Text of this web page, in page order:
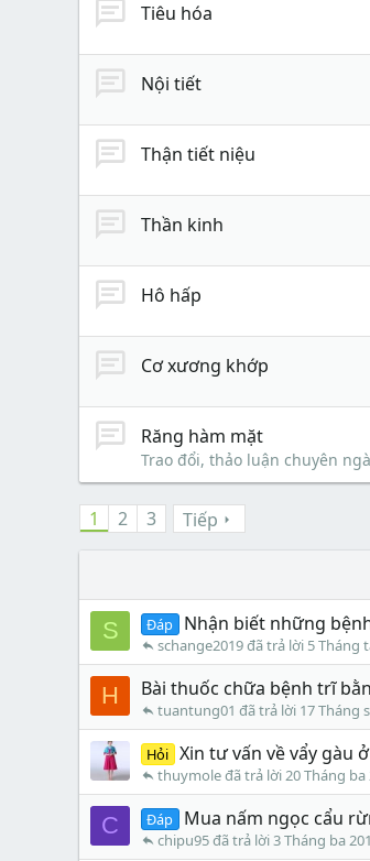
Tiêu hóa
Nội tiết
Thận tiết niệu
Thần kinh
Hô hấp
Cơ xương khớp
Răng hàm mặt
Trao đổi, thảo luận chuyên
1 2 3 Tiếp
S Đáp Nhận biết những
5 Tháng
schange2019
H Bài thuốc chữa bệnh trĩ
17 Tháng
tuantung01
Hỏi Xin tư vấn về vẩy gàu
20 Tháng ba
thuymole
C Đáp Mua nấm ngọc cẩu
3 Tháng ba
chipu95